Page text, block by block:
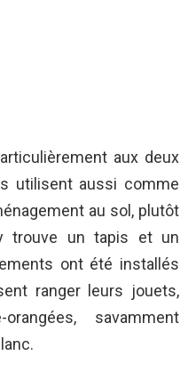
aux deux
utilisent aussi comme
au sol, plutôt
trouve un tapis et un
ont été installés
ranger leurs jouets,
savamment